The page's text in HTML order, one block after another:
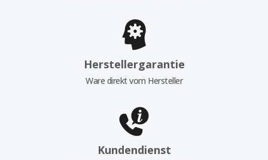
Herstellergarantie
Ware direkt vom Hersteller
Kundendienst